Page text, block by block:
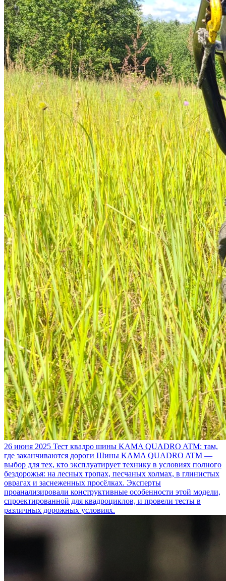
26 июня 2025 Тест квадро шины KAMA QUADRO ATM: там,
где заканчиваются дороги Шины KAMA QUADRO ATM —
выбор для тех, кто эксплуатирует технику в условиях полного
бездорожья: на лесных тропах, песчаных холмах, в глинистых
оврагах и заснеженных просёлках. Эксперты
проанализировали конструктивные особенности этой модели,
спроектированной для квадроциклов, и провели тесты в
различных дорожных условиях.